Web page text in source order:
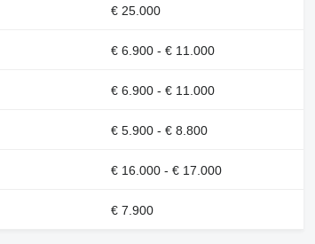
€ 25.000
€ 6.900 - € 11.000
€ 6.900 - € 11.000
€ 5.900 - € 8.800
€ 16.000 - € 17.000
€ 7.900